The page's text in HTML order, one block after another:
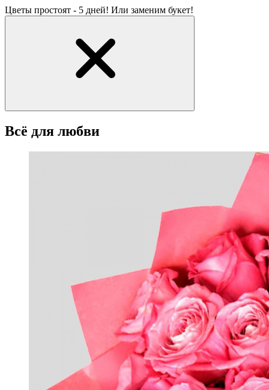
Цветы простоят - 5 дней! Или заменим букет!
Всё для любви